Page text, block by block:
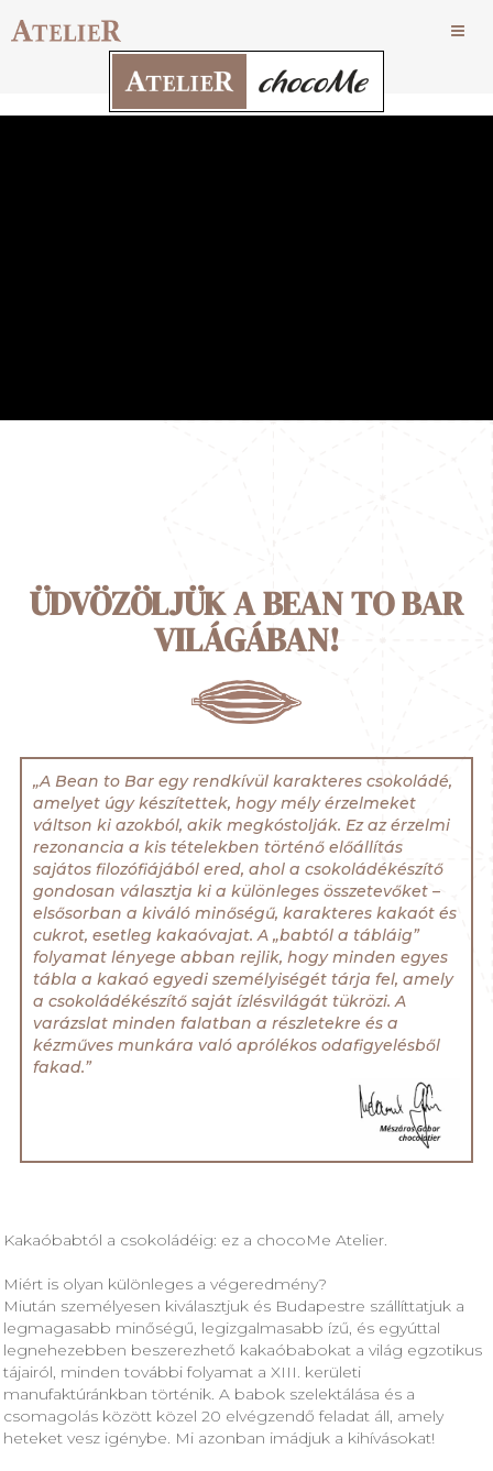
ÜDVÖZÖLJÜK A BEAN TO BAR
VILÁGÁBAN!
„A Bean to Bar egy rendkívül karakteres csokoládé,
amelyet úgy készítettek, hogy mély érzelmeket
váltson ki azokból, akik megkóstolják. Ez az érzelmi
rezonancia a kis tételekben történő előállítás
sajátos filozófiájából ered, ahol a csokoládékészítő
gondosan választja ki a különleges összetevőket –
elsősorban a kiváló minőségű, karakteres kakaót és
cukrot, esetleg kakaóvajat. A „babtól a tábláig”
folyamat lényege abban rejlik, hogy minden egyes
tábla a kakaó egyedi személyiségét tárja fel, amely
a csokoládékészítő saját ízlésvilágát tükrözi. A
varázslat minden falatban a részletekre és a
kézműves munkára való aprólékos odafigyelésből
fakad.”
Kakaóbabtól a csokoládéig: ez a chocoMe Atelier.
Miért is olyan különleges a végeredmény?
Miután személyesen kiválasztjuk és Budapestre szállíttatjuk a
legmagasabb minőségű, legizgalmasabb ízű, és egyúttal
legnehezebben beszerezhető kakaóbabokat a világ egzotikus
tájairól, minden további folyamat a XIII. kerületi
manufaktúránkban történik. A babok szelektálása és a
csomagolás között közel 20 elvégzendő feladat áll, amely
heteket vesz igénybe. Mi azonban imádjuk a kihívásokat!